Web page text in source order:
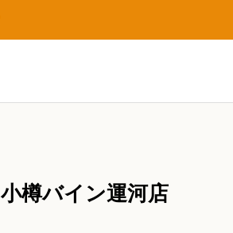
小樽バイン運河店